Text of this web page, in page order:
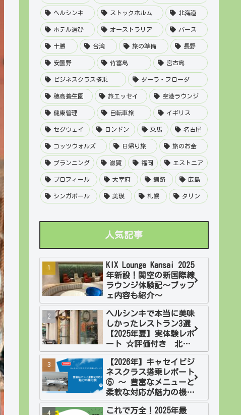
ヘルシンキ ストックホルム 北海道
ホテル選び オーストラリア パース
十勝 台湾 旅の準備 長野
安曇野 竹富島 宮古島
ビジネスクラス搭乗 ダーラ・フローダ
穂高養生園 旅エッセイ 空港ラウンジ
健康管理 自転車旅 イギリス
セグウェイ ロンドン 乗馬 名古屋
コッツウォルズ 日帰り旅 旅のお金
プランニング 滋賀 福岡 エストニア
プロフィール 大宰府 釧路 広島
シンガポール 美瑛 札幌 タリン
人気記事
KIX Lounge Kansai 2025
年新設！関空の新国際線
ラウンジ体験記～ブッフ
ェ内容も紹介～
ヘルシンキで本当に美味
しかったレストラン3選
【2025年夏】実体験レポ
ート ☆評価付き 北欧2
週間旅・フィンランド
【2026年】キャセイビジ
ネスクラス搭乗レポート
⑤ ～ 豊富なメニューと
柔軟な対応が魅力の機内
食
これで万全！2025年最